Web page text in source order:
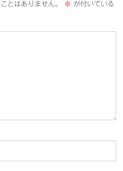
とはありません。 ※ が付いている